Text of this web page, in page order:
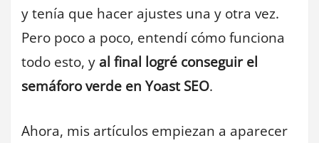
y tenía que hacer ajustes una y otra vez.
Pero poco a poco, entendí cómo funciona
todo esto, y al final logré conseguir el
semáforo verde en Yoast SEO.
Ahora, mis artículos empiezan a aparecer